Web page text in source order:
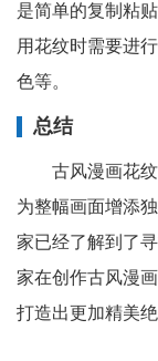
是简单的复制粘
用花纹时需要进
色等。
总结
古风漫画花
为整幅画面增添
家已经了解到了
家在创作古风漫
打造出更加精美绝